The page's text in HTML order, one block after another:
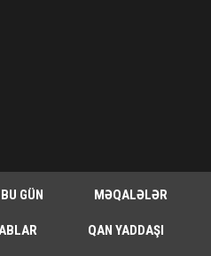
GÜN MƏQALƏLƏR
QAN YADDAŞI